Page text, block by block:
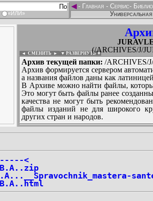
«ИЛИ»
◄- Главная - Сервис-
(/ARCHIVES/J/
◄ СМЕНИТЬ ► ▼ РАЗВЕРНУТЬ ▼
Архив текущей папки: /ARCHIVES/
Архив формируется сервером
а названия файлов даны как
В Архиве можно найти файлы,
Это могут быть файлы ранее
качества не могут быть
файлы изданий не для широкого
других стран и народов.
<